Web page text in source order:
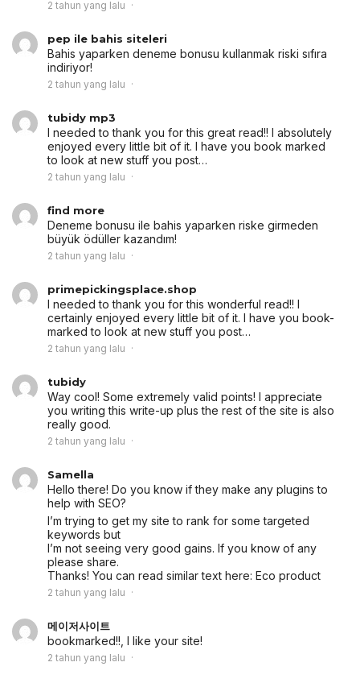
2 tahun yang lalu
pep ile bahis siteleri
Bahis yaparken deneme bonusu kullanmak riski sıfıra
indiriyor!
2 tahun yang lalu
tubidy mp3
I needed to thank you for this great read!! I absolutely
enjoyed every little bit of it. I have you book marked
to look at new stuff you post…
2 tahun yang lalu
find more
Deneme bonusu ile bahis yaparken riske girmeden
büyük ödüller kazandım!
2 tahun yang lalu
primepickingsplace.shop
I needed to thank you for this wonderful read!! I
certainly enjoyed every little bit of it. I have you book-
marked to look at new stuff you post…
2 tahun yang lalu
tubidy
Way cool! Some extremely valid points! I appreciate
you writing this write-up plus the rest of the site is also
really good.
2 tahun yang lalu
Samella
Hello there! Do you know if they make any plugins to
help with SEO?
I’m trying to get my site to rank for some targeted
keywords but
I’m not seeing very good gains. If you know of any
please share.
Thanks! You can read similar text here: Eco product
2 tahun yang lalu
메이저사이트
bookmarked!!, I like your site!
2 tahun yang lalu